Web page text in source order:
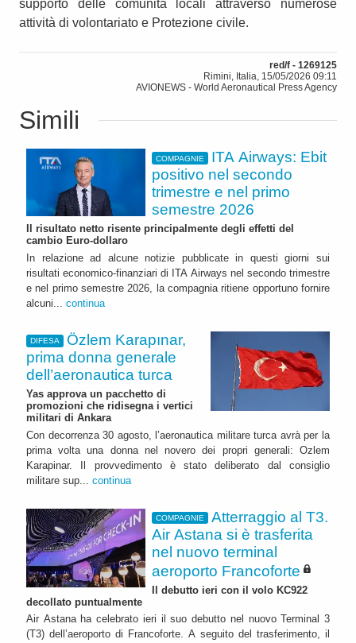
supporto delle comunità locali attraverso numerose
attività di volontariato e Protezione civile.
red/f - 1269125
Rimini, Italia, 15/05/2026 09:11
AVIONEWS - World Aeronautical Press Agency
Simili
COMPAGNIE
ITA Airways: Ebit
positivo nel secondo
trimestre e nel primo
semestre 2026
Il risultato netto risente principalmente degli effetti del
cambio Euro-dollaro
In relazione ad alcune notizie pubblicate in questi giorni sui
risultati economico-finanziari di ITA Airways nel secondo trimestre
e nel primo semestre 2026, la compagnia ritiene opportuno fornire
alcuni... continua
DIFESA
Özlem Karapınar,
prima donna generale
dell’aeronautica turca
Yas approva un pacchetto di
promozioni che ridisegna i vertici
militari di Ankara
Con decorrenza 30 agosto, l’aeronautica militare turca avrà per la
prima volta una donna nel novero dei propri generali: Ozlem
Karapinar. Il provvedimento è stato deliberato dal consiglio
militare sup... continua
COMPAGNIE
Atterraggio al T3.
Air Astana si è trasferita
nel nuovo terminal
aeroporto Francoforte
Il debutto ieri con il volo KC922
decollato puntualmente
Air Astana ha celebrato ieri il suo debutto nel nuovo Terminal 3
(T3) dell’aeroporto di Francoforte. A seguito del trasferimento, il